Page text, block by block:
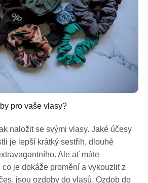
pro vaše vlasy?
naložit se svými vlasy. Jaké účesy
je lepší krátký sestřih, dlouhé
Ale ať máte
co je dokáže promění a vykouzlit z
jsou ozdoby do vlasů. Ozdob do